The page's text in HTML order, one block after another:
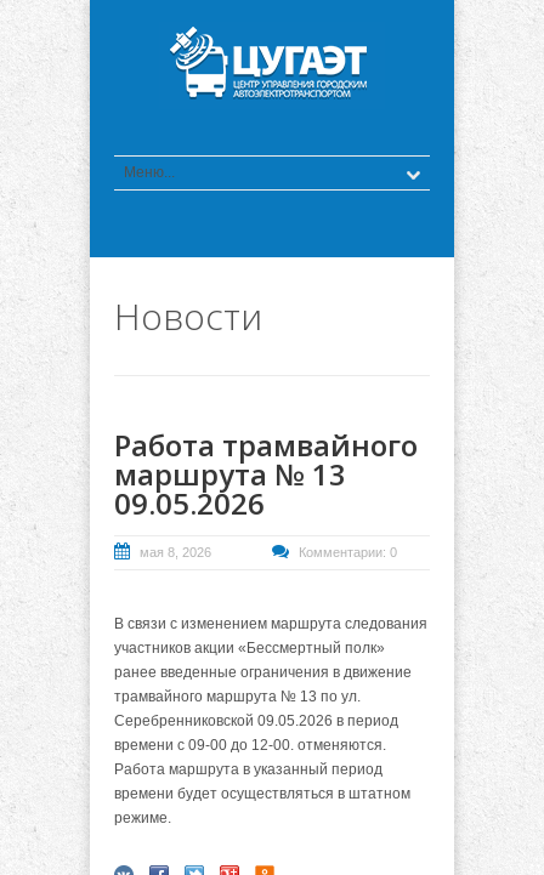
Новости
Работа трамвайного
маршрута № 13
09.05.2026
мая 8, 2026 Комментарии: 0
В связи с изменением маршрута следования
участников акции «Бессмертный полк»
ранее введенные ограничения в движение
трамвайного маршрута № 13 по ул.
Серебренниковской 09.05.2026 в период
времени с 09-00 до 12-00. отменяются.
Работа маршрута в указанный период
времени будет осуществляться в штатном
режиме.